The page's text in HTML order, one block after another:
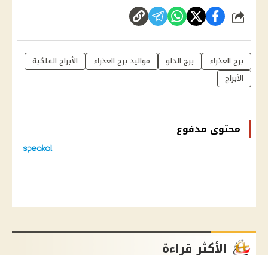
شارك
برج العذراء برج الدلو مواليد برج العذراء
الأبراج الفلكية
الأبراج
محتوى مدفوع
الأكثر قراءة